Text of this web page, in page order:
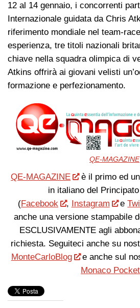
12 al 14 gennaio, i concorrenti
Internazionale guidata da Chris
riferimento mondiale nel team-
esperienza, tre titoli nazionali
chiave nella squadra olimpica di
Atkins offrirà ai giovani velisti
formazione e perfezionamento.
QE-MAGAZINE
QE-MAGAZINE
è il primo ed
in italiano del
(Facebook , Instagram e
anche una versione stampabile
ESCLUSIVAMENTE agli
richiesta. Seguiteci anche su
MonteCarloBlog
e anche sul
Monaco Pocket